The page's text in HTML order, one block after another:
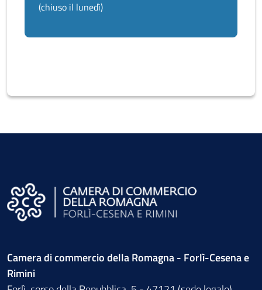
(chiuso il lunedì)
Camera di commercio della Romagna - Forlì-Cesena e
Rimini